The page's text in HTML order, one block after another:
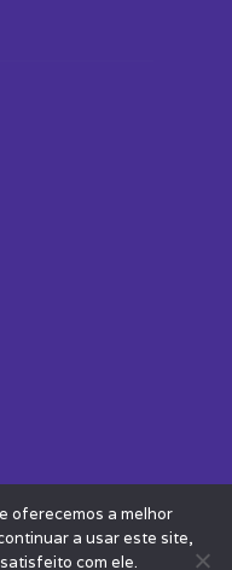
oferecemos a melhor
a usar este site,
com ele.